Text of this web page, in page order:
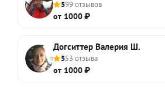
599 отзывов
от 1000 ₽
Догситтер Валерия Ш.
553 отзыва
от 1000 ₽